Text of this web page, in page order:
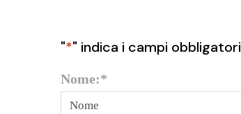
"*" indica i campi obbligatori
Nome:*